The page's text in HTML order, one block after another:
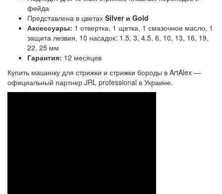
фейда
Представлена в цветах Silver и Gold
Аксессуары: 1 отвертка, 1 щетка, 1 смазочное масло, 1
защита лезвия, 10 насадок: 1.5, 3, 4.5, 6, 10, 13, 16, 19,
22, 25 мм
Гарантия: 12 месяцев
Купить машинку для стрижки и стрижки бороды в ArtAlex —
официальный партнер JRL professional в Украине.